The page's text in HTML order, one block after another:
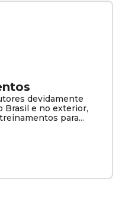
devidamente
Brasil e no exterior,
para...